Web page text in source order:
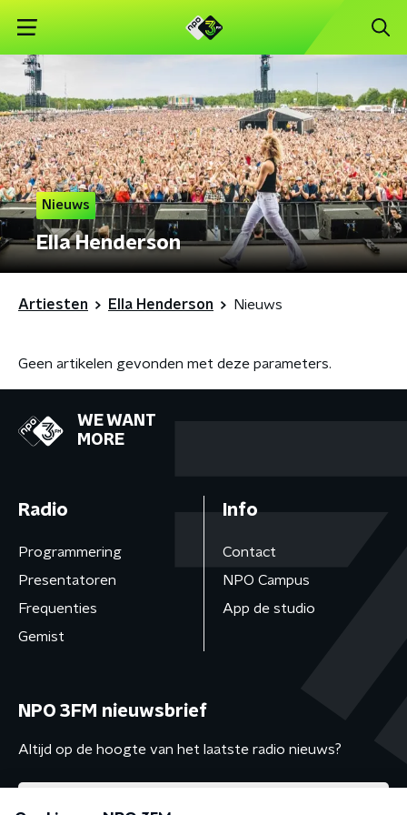
Nieuws
Ella Henderson
Artiesten Ella Henderson Nieuws
Geen artikelen gevonden met deze parameters.
WE WANT
MORE
Radio
Programmering
Presentatoren
Frequenties
Gemist
Info
Contact
NPO Campus
App de studio
NPO 3FM nieuwsbrief
Altijd op de hoogte van het laatste radio nieuws?